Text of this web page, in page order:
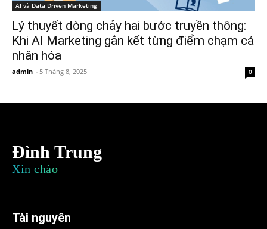
AI và Data Driven Marketing
Lý thuyết dòng chảy hai bước truyền thông:
Khi AI Marketing gắn kết từng điểm chạm cá
nhân hóa
admin - 5 Tháng 8, 2025 0
Đình Trung
Xin chào
Tài nguyên